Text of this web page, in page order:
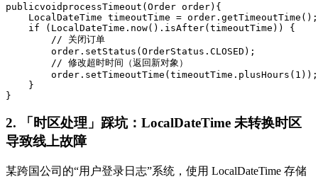
publicvoidprocessTimeout(Order order){
LocalDateTime timeoutTime = order.getTimeoutTime();
if (LocalDateTime.now().isAfter(timeoutTime)) {
// 关闭订单
order.setStatus(OrderStatus.CLOSED);
// 修改超时时间（返回新对象）
order.setTimeoutTime(timeoutTime.plusHours(1));
}
}
2. 「时区处理」踩坑：LocalDateTime 未转换时区
导致线上故障
某跨国公司的“用户登录日志”系统，使用 LocalDateTime 存储